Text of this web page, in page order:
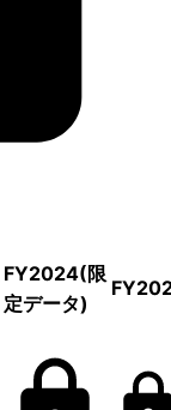
FY2024(限
定データ)